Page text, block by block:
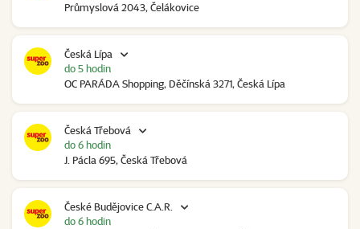
Průmyslová 2043, Čelákovice
Česká Lípa
OC PARÁDA Shopping, Děčínská 3271, Česká Lípa
do 5 hodin
Česká Třebová
J. Pácla 695, Česká Třebová
do 6 hodin
České Budějovice C.A.R.
do 6 hodin